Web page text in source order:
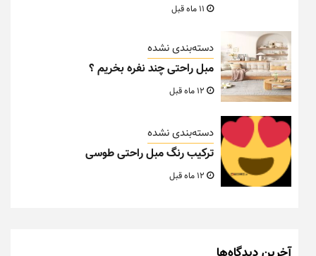
دسته‌بندی نشده
مبل راحتی چند نفره بخریم ؟
دسته‌بندی نشده
ترکیب رنگ مبل راحتی طوسی